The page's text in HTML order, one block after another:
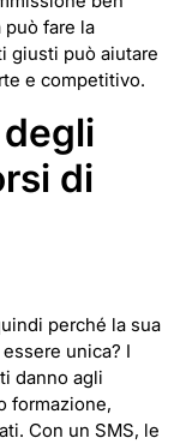
fare la
giusti può aiutare
e competitivo.
di
perché la sua
unica? I
danno agli
formazione,
Con un SMS, le